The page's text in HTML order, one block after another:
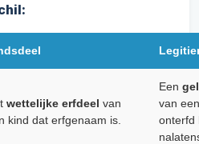
wettelijke erfdeel van
kind dat erfgenaam is.
Een
van
onterfd